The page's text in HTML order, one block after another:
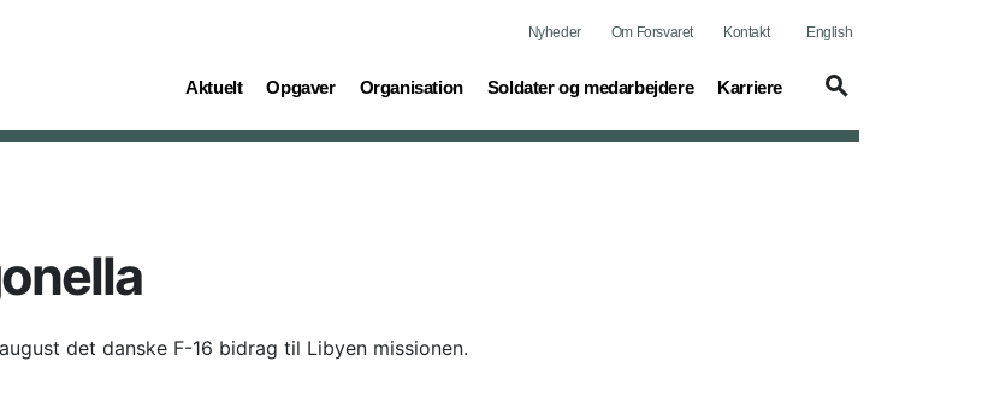
Nyheder Om Forsvaret Kontakt English
Aktuelt
(current) Opgaver
(current) Organisation
(current) Soldater og medarbejdere
(current) Karriere
(current)
det danske F-16 bidrag til Libyen missionen.